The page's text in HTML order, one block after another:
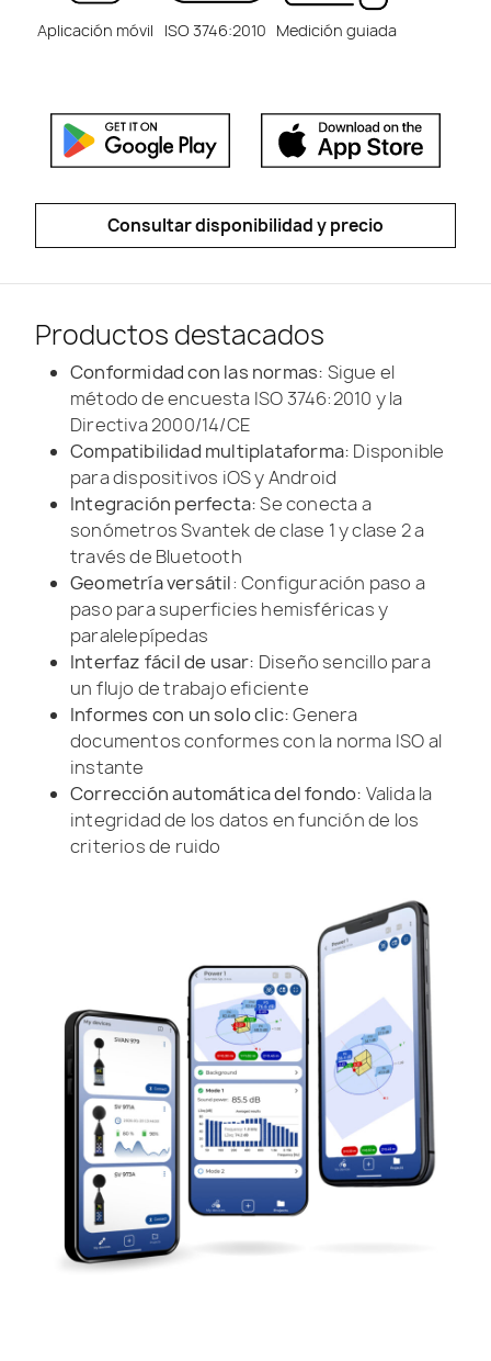
Aplicación móvil ISO 3746:2010 Medición guiada
Consultar disponibilidad y precio
Productos destacados
Conformidad con las normas: Sigue el
método de encuesta ISO 3746:2010 y la
Directiva 2000/14/CE
Compatibilidad multiplataforma: Disponible
para dispositivos iOS y Android
Integración perfecta:Se conecta a
sonómetros Svantek de clase 1 y clase 2 a
través de Bluetooth
Geometría versátil: Configuración paso a
paso para superficies hemisféricas y
paralelepípedas
Interfaz fácil de usar: Diseño sencillo para
un flujo de trabajo eficiente
Informes con un solo clic:Genera
documentos conformes con la norma ISO al
instante
Corrección automática del fondo: Valida la
integridad de los datos en función de los
criterios de ruido